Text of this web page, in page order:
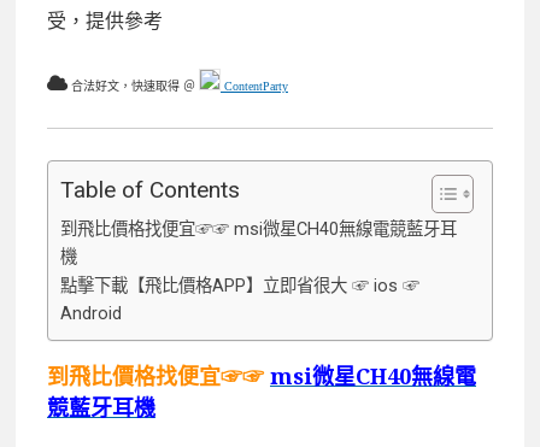
受，提供參考
合法好文，快速取得 ＠ ContentParty
Table of Contents
到飛比價格找便宜☞☞ msi微星CH40無線電競藍牙耳
機
點擊下載【飛比價格APP】立即省很大 ☞ ios ☞
Android
到飛比價格找便宜☞☞ msi微星CH40無線電
競藍牙耳機